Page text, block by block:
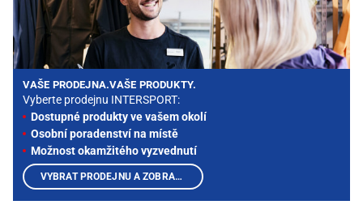
VAŠE PRODEJNA.VAŠE PRODUKTY.
Vyberte prodejnu INTERSPORT:
Dostupné produkty ve vašem okolí
Osobní poradenství na místě
Možnost okamžitého vyzvednutí
VYBRAT PRODEJNU A ZOBRAZIT PRODUKTY